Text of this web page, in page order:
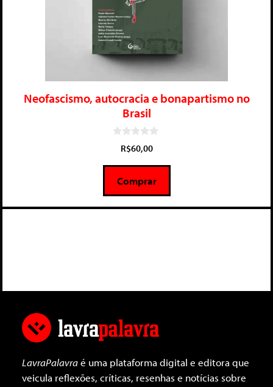
Neofascismo, autocracia e bonapartismo no
Brasil
5
R$60,00
Comprar
LavraPalavraé uma plataforma digital e editora que
veicula reflexões, críticas, resenhas e notícias sobre